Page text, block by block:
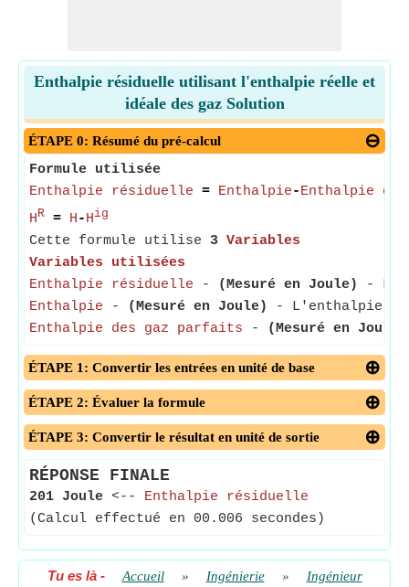
Enthalpie résiduelle utilisant l'enthalpie réelle et
idéale des gaz Solution
ÉTAPE 0: Résumé du pré-calcul
Formule utilisée
Enthalpie résiduelle = Enthalpie-Enthalpie
HR = H-Hig
Cette formule utilise 3 Variables
Variables utilisées
Enthalpie résiduelle - (Mesuré en Joule)
-
Enthalpie - (Mesuré en Joule)
- L'enthalpie
Enthalpie des gaz parfaits - (Mesuré en Joule)
ÉTAPE 1: Convertir les entrées en unité de base
ÉTAPE 2: Évaluer la formule
ÉTAPE 3: Convertir le résultat en unité de sortie
RÉPONSE FINALE
201 Joule <-- Enthalpie résiduelle
(Calcul effectué en 00.006 secondes)
Tu es là- Accueil » Ingénierie »
Ingénieur